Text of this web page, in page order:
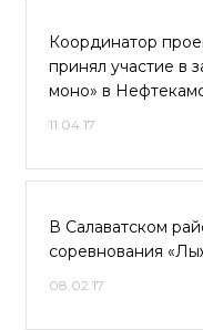
Координатор
принял участие в
моно» в
11.04.17
В Салаватском
соревнования
08.02.17